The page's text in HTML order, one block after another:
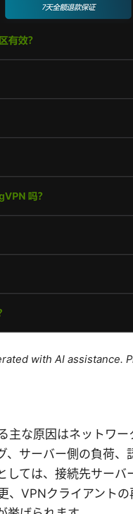
with AI assistance.
主な原因はネットワ
、サーバー側の負荷、
しては、接続先サー
、VPNクライアント